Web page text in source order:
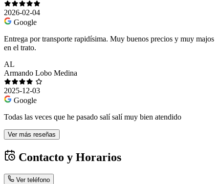
2026-02-04
Google
Entrega por transporte rapidísima. Muy buenos precios y muy majos
en el trato.
AL
Armando Lobo Medina
2025-12-03
Google
Todas las veces que he pasado salí salí muy bien atendido
Ver más reseñas
Contacto y Horarios
Ver teléfono